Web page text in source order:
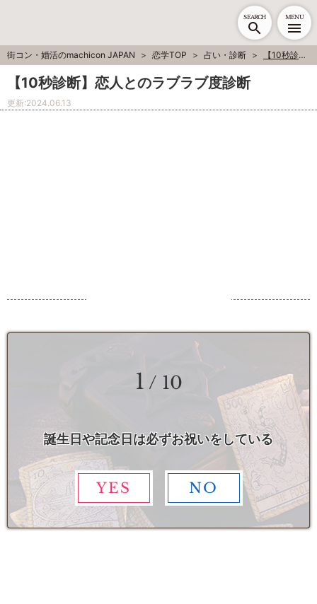
SEARCH MENU
街コン・婚活のmachicon JAPAN 恋学TOP 占い・診断 【10秒診断】恋人とのラブラブ度診断
【10秒診断】恋人とのラブラブ度診断
更新:2024.06.13
1 / 10
誕生日や記念日は必ずお祝いをしている
YES NO